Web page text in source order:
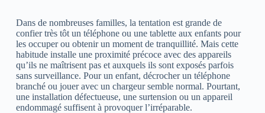
Dans de nombreuses familles, la tentation est grande de
confier très tôt un téléphone ou une tablette aux enfants pour
les occuper ou obtenir un moment de tranquillité. Mais cette
habitude installe une proximité précoce avec des appareils
qu’ils ne maîtrisent pas et auxquels ils sont exposés parfois
sans surveillance. Pour un enfant, décrocher un téléphone
branché ou jouer avec un chargeur semble normal. Pourtant,
une installation défectueuse, une surtension ou un appareil
endommagé suffisent à provoquer l’irréparable.